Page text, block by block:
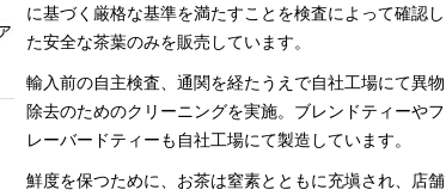
に基づく厳格な基準を満たすことを検査によって確認し
た安全な茶葉のみを販売しています。
輸入前の自主検査、通関を経たうえで自社工場にて異物
除去のためのクリーニングを実施。ブレンドティーやフ
レーバードティーも自社工場にて製造しています。
鮮度を保つために、お茶は窒素とともに充塡され、店舗